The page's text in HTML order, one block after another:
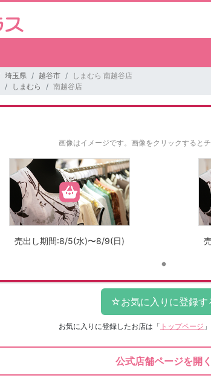
埼玉県 越谷市
しまむら 南越谷店
しまむら 南越谷店
画像はイメージです。 画像をクリックするとチ
売出し期間:8/5(水)〜8/9(日)
お気に入りに登録したお店は 「 トップページ
公式店舗ページを開く